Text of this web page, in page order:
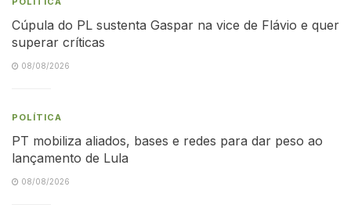
Cúpula do PL sustenta Gaspar na vice de Flávio e quer
superar críticas
08/08/2026
POLÍTICA
PT mobiliza aliados, bases e redes para dar peso ao
lançamento de Lula
08/08/2026